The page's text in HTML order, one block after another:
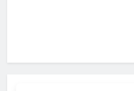
2026-06-01